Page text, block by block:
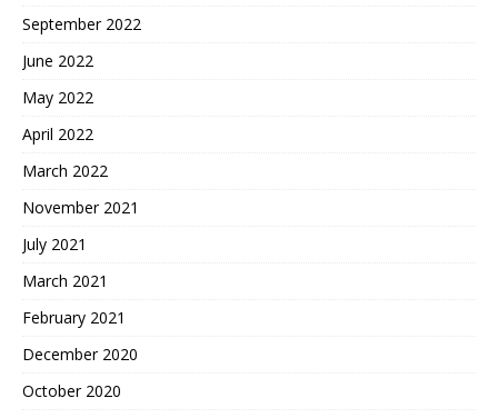
September 2022
June 2022
May 2022
April 2022
March 2022
November 2021
July 2021
March 2021
February 2021
December 2020
October 2020